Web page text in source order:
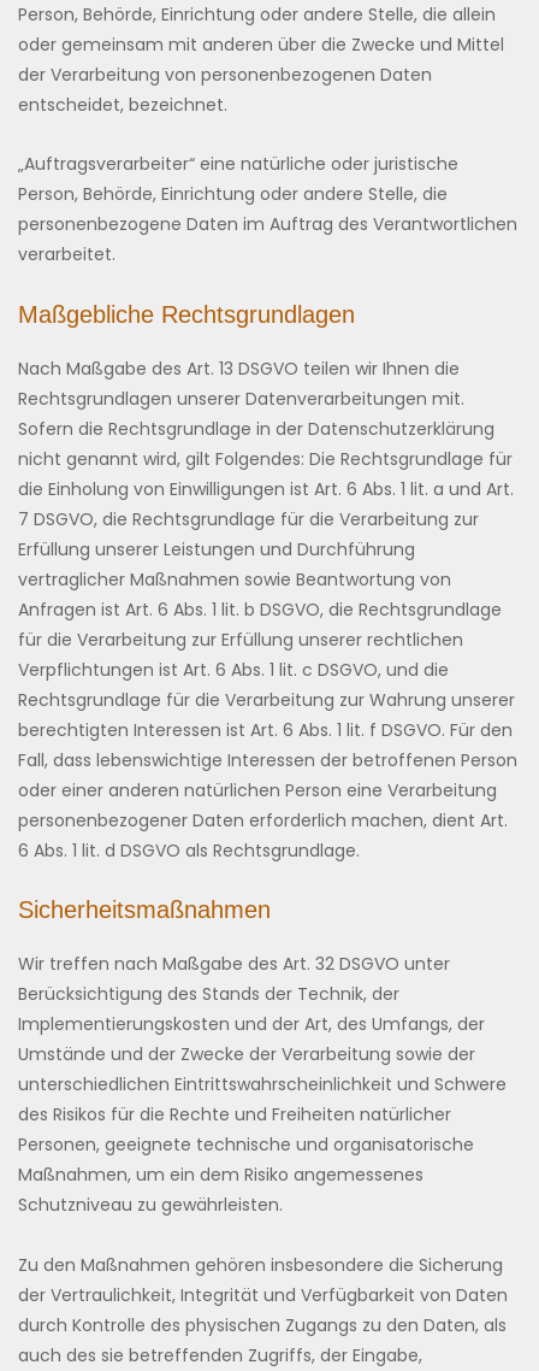
Person, Behörde, Einrichtung oder andere Stelle, die allein
oder gemeinsam mit anderen über die Zwecke und Mittel
der Verarbeitung von personenbezogenen Daten
entscheidet, bezeichnet.
„Auftragsverarbeiter“ eine natürliche oder juristische
Person, Behörde, Einrichtung oder andere Stelle, die
personenbezogene Daten im Auftrag des Verantwortlichen
verarbeitet.
Maßgebliche Rechtsgrundlagen
Nach Maßgabe des Art. 13 DSGVO teilen wir Ihnen die
Rechtsgrundlagen unserer Datenverarbeitungen mit.
Sofern die Rechtsgrundlage in der Datenschutzerklärung
nicht genannt wird, gilt Folgendes: Die Rechtsgrundlage für
die Einholung von Einwilligungen ist Art. 6 Abs. 1 lit. a und Art.
7 DSGVO, die Rechtsgrundlage für die Verarbeitung zur
Erfüllung unserer Leistungen und Durchführung
vertraglicher Maßnahmen sowie Beantwortung von
Anfragen ist Art. 6 Abs. 1 lit. b DSGVO, die Rechtsgrundlage
für die Verarbeitung zur Erfüllung unserer rechtlichen
Verpflichtungen ist Art. 6 Abs. 1 lit. c DSGVO, und die
Rechtsgrundlage für die Verarbeitung zur Wahrung unserer
berechtigten Interessen ist Art. 6 Abs. 1 lit. f DSGVO. Für den
Fall, dass lebenswichtige Interessen der betroffenen Person
oder einer anderen natürlichen Person eine Verarbeitung
personenbezogener Daten erforderlich machen, dient Art.
6 Abs. 1 lit. d DSGVO als Rechtsgrundlage.
Sicherheitsmaßnahmen
Wir treffen nach Maßgabe des Art. 32 DSGVO unter
Berücksichtigung des Stands der Technik, der
Implementierungskosten und der Art, des Umfangs, der
Umstände und der Zwecke der Verarbeitung sowie der
unterschiedlichen Eintrittswahrscheinlichkeit und Schwere
des Risikos für die Rechte und Freiheiten natürlicher
Personen, geeignete technische und organisatorische
Maßnahmen, um ein dem Risiko angemessenes
Schutzniveau zu gewährleisten.
Zu den Maßnahmen gehören insbesondere die Sicherung
der Vertraulichkeit, Integrität und Verfügbarkeit von Daten
durch Kontrolle des physischen Zugangs zu den Daten, als
auch des sie betreffenden Zugriffs, der Eingabe,